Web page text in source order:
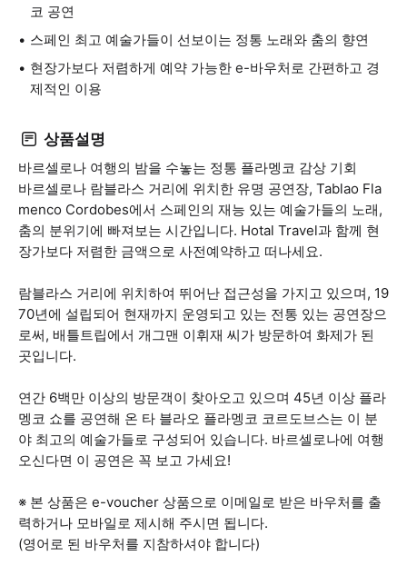
코 공연
스페인 최고 예술가들이 선보이는 정통 노래와 춤의 향연
현장가보다 저렴하게 예약 가능한 e-바우처로 간편하고 경
제적인 이용
상품설명
바르셀로나 여행의 밤을 수놓는 정통 플라멩코 감상 기회
바르셀로나 람블라스 거리에 위치한 유명 공연장, Tablao Fla
menco Cordobes에서 스페인의 재능 있는 예술가들의 노래,
춤의 분위기에 빠져보는 시간입니다. Hotal Travel과 함께 현
장가보다 저렴한 금액으로 사전예약하고 떠나세요.
람블라스 거리에 위치하여 뛰어난 접근성을 가지고 있으며, 19
70년에 설립되어 현재까지 운영되고 있는 전통 있는 공연장으
로써, 배틀트립에서 개그맨 이휘재 씨가 방문하여 화제가 된
곳입니다.
연간 6백만 이상의 방문객이 찾아오고 있으며 45년 이상 플라
멩코 쇼를 공연해 온 타 블라오 플라멩코 코르도브스는 이 분
야 최고의 예술가들로 구성되어 있습니다. 바르셀로나에 여행
오신다면 이 공연은 꼭 보고 가세요!
※ 본 상품은 e-voucher 상품으로 이메일로 받은 바우처를 출
력하거나 모바일로 제시해 주시면 됩니다.
(영어로 된 바우처를 지참하셔야 합니다)